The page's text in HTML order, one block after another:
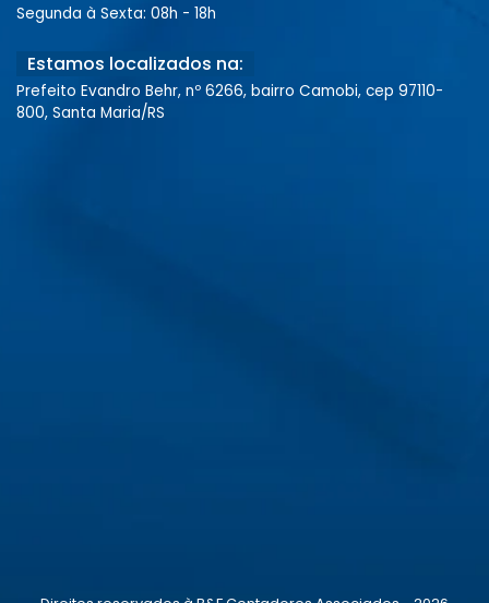
Segunda à Sexta: 08h - 18h
Estamos localizados na:
Prefeito Evandro Behr, nº 6266, bairro Camobi, cep 97110-
800, Santa Maria/RS